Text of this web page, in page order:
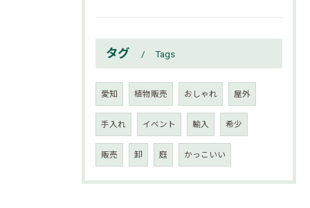
タグ Tags
愛知 植物販売 おしゃれ 屋外
手入れ イベント 輸入 希少
販売 卸 庭 かっこいい